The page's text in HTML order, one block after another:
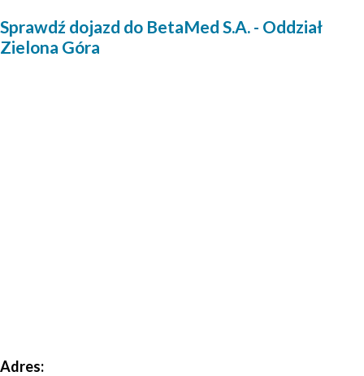
Sprawdź dojazd do BetaMed S.A. - Oddział
Zielona Góra
Adres: